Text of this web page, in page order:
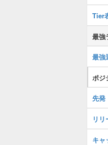
Tier
最強
最強
ポジ
先発
リリ
キャ